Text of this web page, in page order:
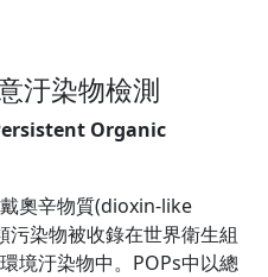
汙染物檢測
Organic
奧辛物質(dioxin-like
染物被收錄在世界衛生組
境汙染物中。POPs中以總